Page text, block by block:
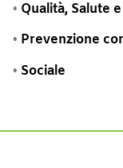
• Qualità, Salute
• Prevenzione
• Sociale